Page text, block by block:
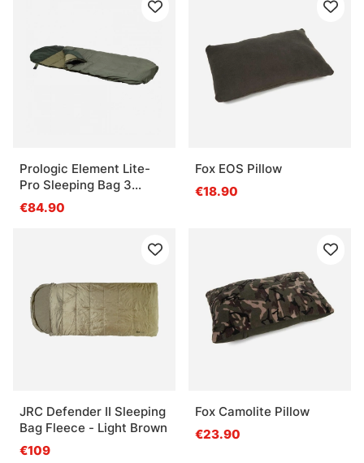
Prologic Element Lite-
Pro Sleeping Bag 3
Season 215x90cm
€84.90
Fox EOS Pillow
€18.90
JRC Defender II Sleeping
Bag Fleece - Light Brown
€109
Fox Camolite Pillow
€23.90